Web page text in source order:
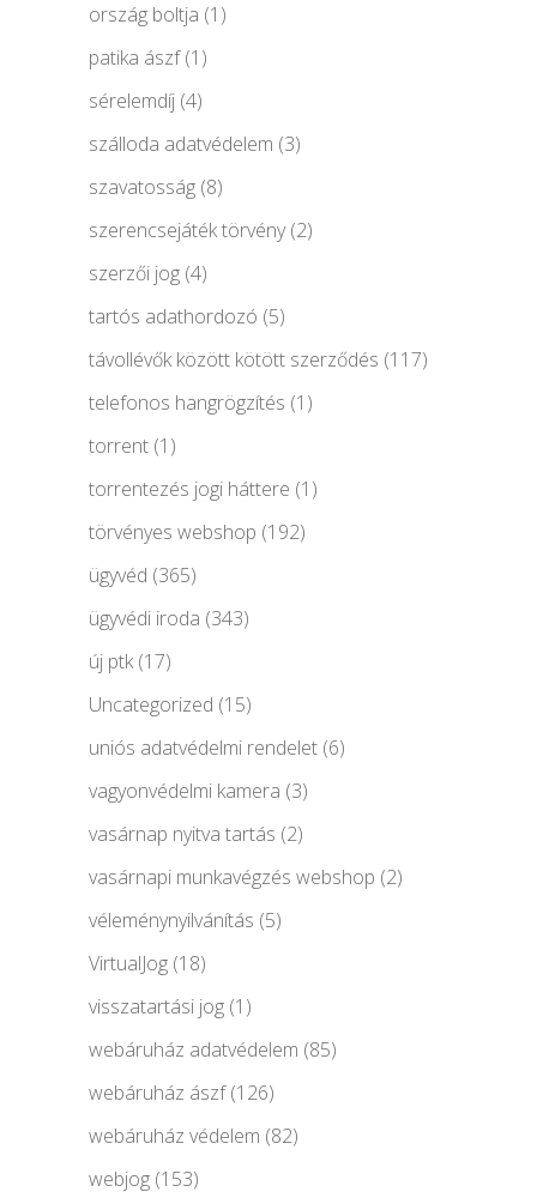
ország boltja (1)
patika ászf(1)
sérelemdíj (4)
szálloda adatvédelem (3)
szavatosság (8)
szerencsejáték törvény(2)
szerzői jog (4)
tartós adathordozó (5)
távollévők között kötött szerződés (117)
telefonos hangrögzítés (1)
torrent (1)
torrentezés jogi háttere (1)
törvényes webshop (192)
ügyvéd (365)
ügyvédi iroda (343)
új ptk(17)
Uncategorized (15)
uniós adatvédelmi rendelet (6)
vagyonvédelmi kamera (3)
vasárnap nyitva tartás (2)
vasárnapi munkavégzés webshop (2)
véleménynyilvánítás (5)
VirtualJog (18)
visszatartási jog (1)
webáruház adatvédelem (85)
webáruház ászf(126)
webáruház védelem (82)
webjog (153)